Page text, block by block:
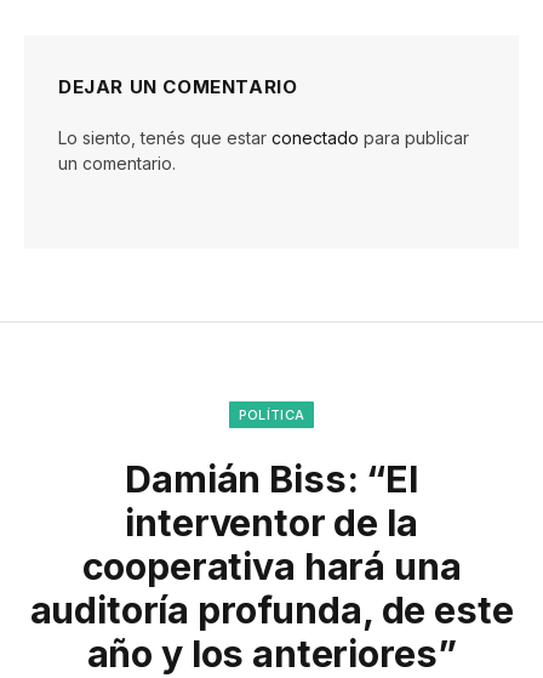
DEJAR UN COMENTARIO
Lo siento, tenés que estar conectado para publicar
un comentario.
POLÍTICA
Damián Biss: “El
interventor de la
cooperativa hará una
auditoría profunda, de este
año y los anteriores”